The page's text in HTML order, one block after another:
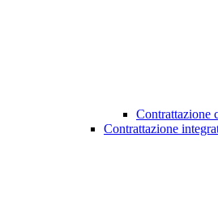
Contrattazione
Contrattazione